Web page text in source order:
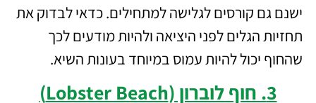
ישנם גם קורסים לגלישה למתחילים. כדאי לבדוק את
תחזיות הגלים לפני היציאה ולהיות מודעים לכך
שהחוף יכול להיות עמוס במיוחד בעונות השיא.
3. חוף לוברון (Lobster Beach)